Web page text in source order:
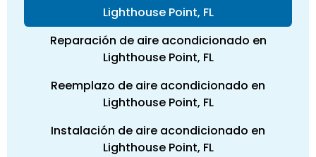
Lighthouse Point, FL
Reparación de aire acondicionado en
Lighthouse Point, FL
Reemplazo de aire acondicionado en
Lighthouse Point, FL
Instalación de aire acondicionado en
Lighthouse Point, FL